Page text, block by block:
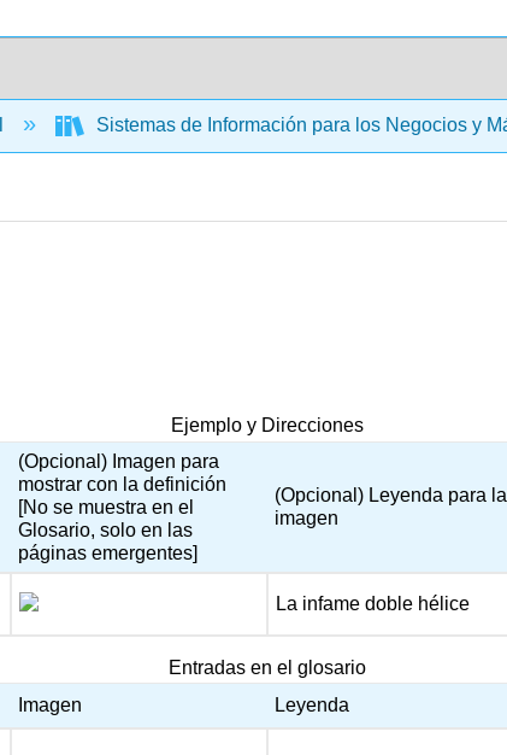
Sistemas de Información para los Negocios y
Ejemplo y Direcciones
(Opcional) Imagen para
mostrar con la definición
[No se muestra en el
Glosario, solo en las
páginas emergentes]
(Opcional) Leyenda para la
imagen
La infame doble hélice
Entradas en el glosario
Imagen Leyenda